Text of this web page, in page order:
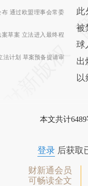
通过欧盟理事会常委
草案 立法进入最终程
法计划 草案预备提请审
此
被
球
出
以
本文共计
登录后获取
财新通会员
可畅读全文